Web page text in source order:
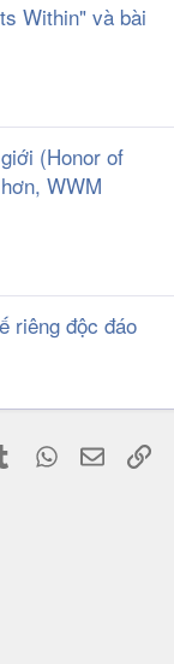
Within" và bài
(Honor of
WWM
riêng độc đáo
Tumblr WhatsApp
Email